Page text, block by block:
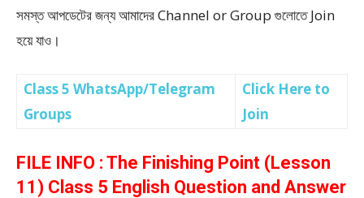
সমস্ত আপডেটের জন্য আমাদের Channel or Group গুলোতে Join
হয়ে যাও।
Class 5 WhatsApp/Telegram
Groups
Click Here to
Join
FILE INFO : The Finishing Point (Lesson
11) Class 5 English Question and Answer